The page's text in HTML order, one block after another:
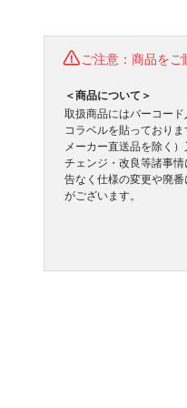
ご注意：商品をご
＜商品について＞
取扱商品にはバーコード
コラベルを貼っており
メーカー直送品を除く
チェンジ・改良等諸事情
告なく仕様の変更や廃番
がございます。